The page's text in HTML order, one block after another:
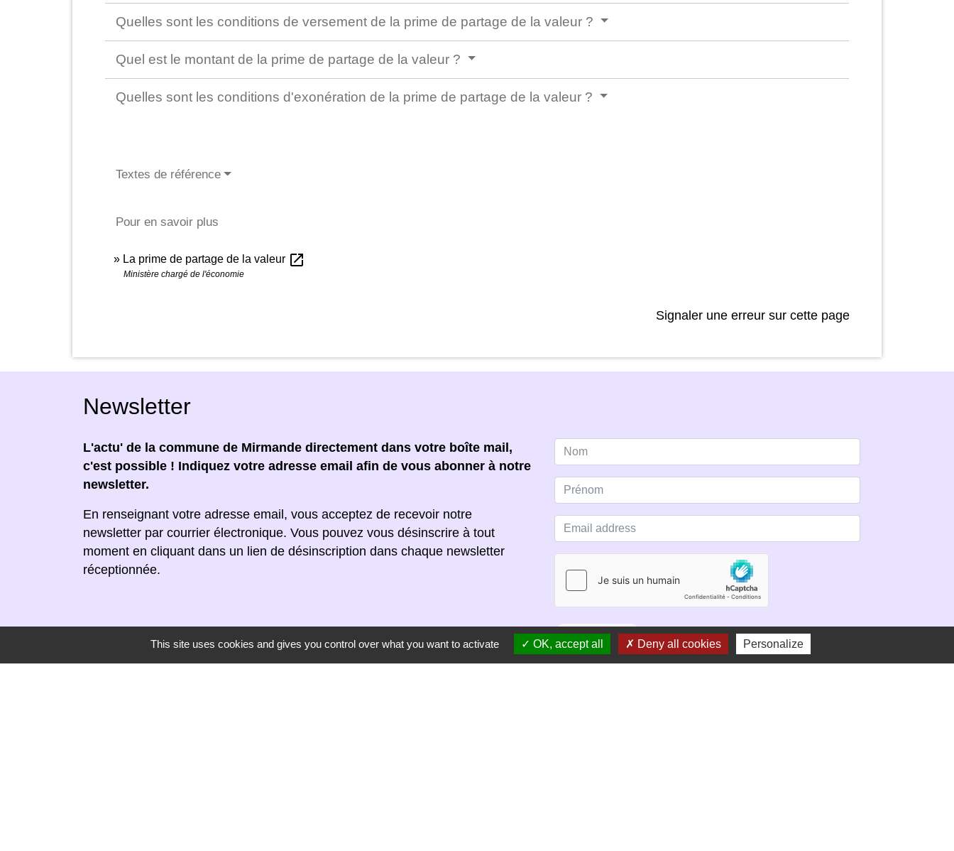
Quelles sont les conditions de versement de la prime de partage de la valeur ?
Quel est le montant de la prime de partage de la valeur ?
Quelles sont les conditions d'exonération de la prime de partage de la valeur ?
Textes de référence
Pour en savoir plus
La prime de partage de la valeur open_in_new
Ministère chargé de l'économie
Signaler une erreur sur cette page
Newsletter
L'actu' de la commune de Mirmande directement dans votre boîte mail,
c'est possible ! Indiquez votre adresse email afin de vous abonner à notre
newsletter.
En renseignant votre adresse email, vous acceptez de recevoir notre
newsletter par courrier électronique. Vous pouvez vous désinscrire à tout
moment en cliquant dans un lien de désinscription dans chaque newsletter
réceptionnée.
S'ABONNER
This site uses cookies and gives you control over what you want to activate OK, accept all Deny all cookies Personalize